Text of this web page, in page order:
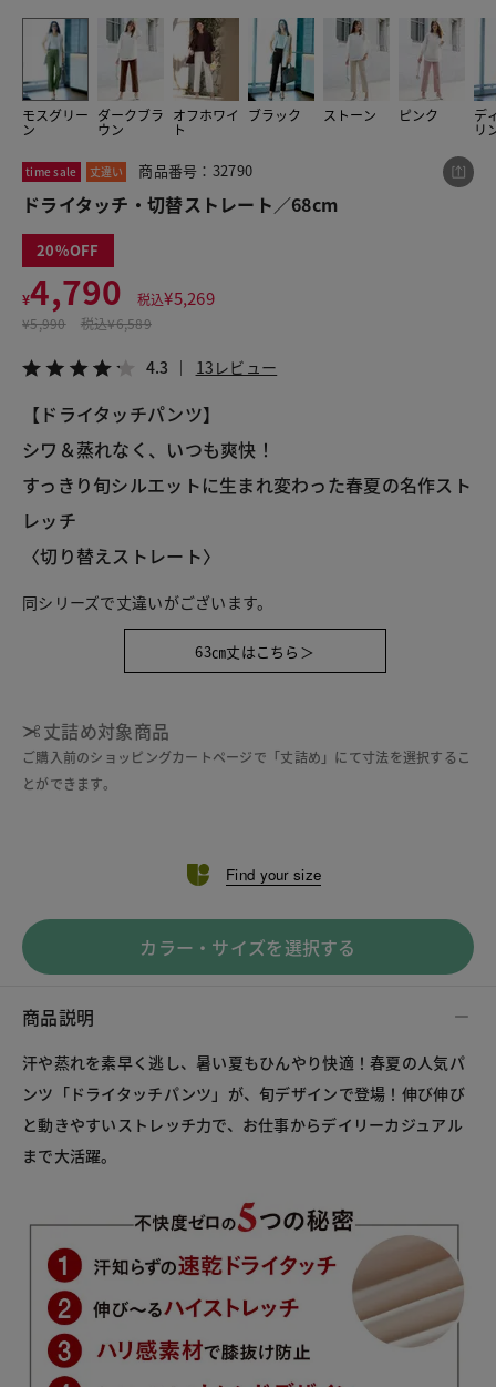
モスグリー
ン
ダークブラ
ウン
オフホワイ
ト
ブラック ストーン ピンク デ
リ
time sale 丈違い 商品番号：32790
ドライタッチ・切替ストレート／68cm
20
¥4,790 税込¥5,269
¥5,990 税込¥6,589
4.3 13レビュー
【ドライタッチパンツ】
シワ＆蒸れなく、いつも爽快！
すっきり旬シルエットに生まれ変わった春夏の名作スト
レッチ
〈切り替えストレート〉
同シリーズで丈違いがございます。
63㎝丈はこちら＞
丈詰め対象商品
ご購入前のショッピングカートページで「丈詰め」にて寸法を選択するこ
とができます。
Find your size
カラー・サイズを選択する
商品説明
汗や蒸れを素早く逃し、暑い夏もひんやり快適！春夏の人気パ
ンツ「ドライタッチパンツ」が、旬デザインで登場！伸び伸び
と動きやすいストレッチ力で、お仕事からデイリーカジュアル
まで大活躍。
この商品をシェアする
ドライタッチ・切替ストレート／68cm